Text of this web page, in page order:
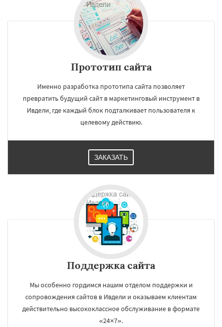
Прототип сайта
Именно разработка прототипа сайта позволяет
превратить будущий сайт в маркетинговый инструмент в
Ивдели, где каждый блок подталкивает пользователя к
целевому действию.
ЗАКАЗАТЬ
Поддержка сайта
Мы особенно гордимся нашим отделом поддержки и
сопровождения сайтов в Ивдели и оказываем клиентам
действительно высококлассное обслуживание в формате
«24×7».